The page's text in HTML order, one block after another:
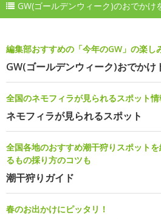
GW(ゴールデンウィーク)のおでかけ
編集部おすすめの「今年のGW」の楽し
GW(ゴールデンウィーク)おでかけ
全国のネモフィラが見られるスポット
ネモフィラが見られるスポット
全国各地のおすすめ潮干狩りスポット
るもの採り方のコツも
潮干狩りガイド
春のお出かけにピッタリ！